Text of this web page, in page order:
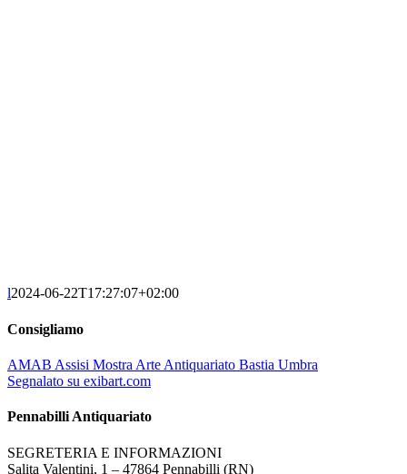
l2024-06-22T17:27:07+02:00
Consigliamo
AMAB Assisi Mostra Arte Antiquariato Bastia Umbra
Segnalato su exibart.com
Pennabilli Antiquariato
SEGRETERIA E INFORMAZIONI
Salita Valentini, 1 – 47864 Pennabilli (RN)